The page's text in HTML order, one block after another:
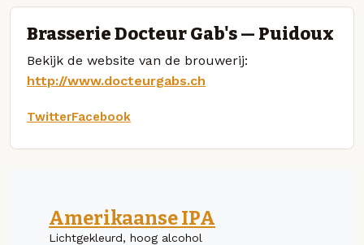
Brasserie Docteur Gab's — Puidoux
Bekijk de website van de brouwerij:
http://www.docteurgabs.ch
TwitterFacebook
Amerikaanse IPA
Lichtgekleurd, hoog alcohol